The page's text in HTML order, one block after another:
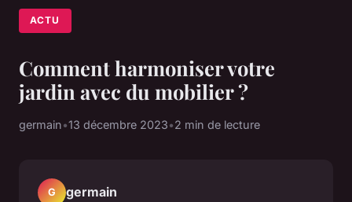
ACTU
Comment harmoniser votre
jardin avec du mobilier ?
germain•13 décembre 2023•2 min de lecture
G germain